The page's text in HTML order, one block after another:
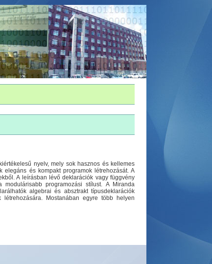
nyelv, mely sok hasznos és kellemes
elegáns és kompakt programok létrehozását. A
A leírásban lévő deklarációk vagy függvény
programozási stílust. A Miranda
algebrai és absztrakt típusdeklarációk
Mostanában egyre több helyen